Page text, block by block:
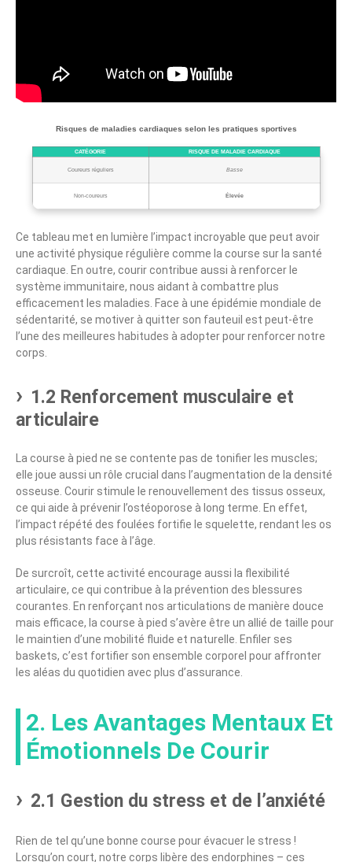
Risques de maladies cardiaques selon les pratiques sportives
CATÉGORIE RISQUE DE MALADIE CARDIAQUE
Coureurs réguliers Basse
Non-coureurs Élevée
Ce tableau met en lumière l’impact incroyable que peut avoir
une activité physique régulière comme la course sur la santé
cardiaque. En outre, courir contribue aussi à renforcer le
système immunitaire, nous aidant à combattre plus
efficacement les maladies. Face à une épidémie mondiale de
sédentarité, se motiver à quitter son fauteuil est peut-être
l’une des meilleures habitudes à adopter pour renforcer notre
corps.
1.2 Renforcement musculaire et
articulaire
La course à pied ne se contente pas de tonifier les muscles;
elle joue aussi un rôle crucial dans l’augmentation de la densité
osseuse. Courir stimule le renouvellement des tissus osseux,
ce qui aide à prévenir l’ostéoporose à long terme. En effet,
l’impact répété des foulées fortifie le squelette, rendant les os
plus résistants face à l’âge.
De surcroît, cette activité encourage aussi la flexibilité
articulaire, ce qui contribue à la prévention des blessures
courantes. En renforçant nos articulations de manière douce
mais efficace, la course à pied s’avère être un allié de taille pour
le maintien d’une mobilité fluide et naturelle. Enfiler ses
baskets, c’est fortifier son ensemble corporel pour affronter
les aléas du quotidien avec plus d’assurance.
2. Les Avantages Mentaux Et
Émotionnels De Courir
2.1 Gestion du stress et de l’anxiété
Rien de tel qu’une bonne course pour évacuer le stress !
Lorsqu’on court, notre corps libère des endorphines – ces